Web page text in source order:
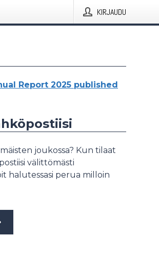
KIRJAUDU
Report 2025 published
joukossa? Kun tilaat
välittömästi
halutessasi perua milloin